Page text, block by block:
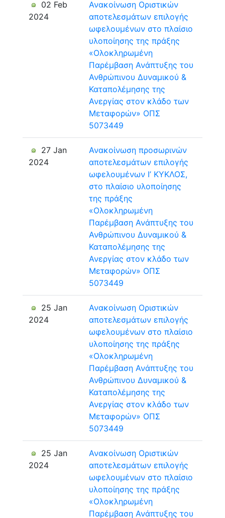
02 Feb
2024
Ανακοίνωση Οριστικών
αποτελεσμάτων επιλογής
ωφελουμένων στο πλαίσιο
υλοποίησης της πράξης
«Ολοκληρωμένη
Παρέμβαση Ανάπτυξης του
Ανθρώπινου Δυναμικού &
Καταπολέμησης της
Ανεργίας στον κλάδο των
Μεταφορών» ΟΠΣ
5073449
27 Jan
2024
Ανακοίνωση προσωρινών
αποτελεσμάτων επιλογής
ωφελουμένων Ι’ ΚΥΚΛΟΣ,
στο πλαίσιο υλοποίησης
της πράξης
«Ολοκληρωμένη
Παρέμβαση Ανάπτυξης του
Ανθρώπινου Δυναμικού &
Καταπολέμησης της
Ανεργίας στον κλάδο των
Μεταφορών» ΟΠΣ
5073449
25 Jan
2024
Ανακοίνωση Οριστικών
αποτελεσμάτων επιλογής
ωφελουμένων στο πλαίσιο
υλοποίησης της πράξης
«Ολοκληρωμένη
Παρέμβαση Ανάπτυξης του
Ανθρώπινου Δυναμικού &
Καταπολέμησης της
Ανεργίας στον κλάδο των
Μεταφορών» ΟΠΣ
5073449
25 Jan
2024
Ανακοίνωση Οριστικών
αποτελεσμάτων επιλογής
ωφελουμένων στο πλαίσιο
υλοποίησης της πράξης
«Ολοκληρωμένη
Παρέμβαση Ανάπτυξης του